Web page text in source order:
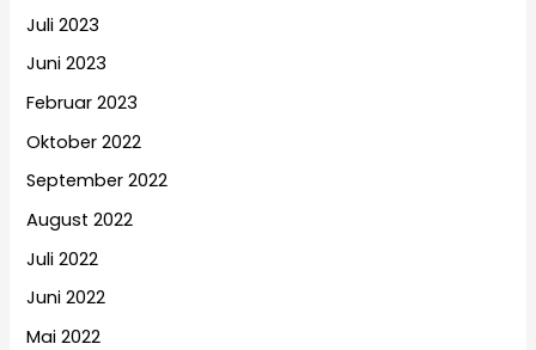
Juli 2023
Juni 2023
Februar 2023
Oktober 2022
September 2022
August 2022
Juli 2022
Juni 2022
Mai 2022